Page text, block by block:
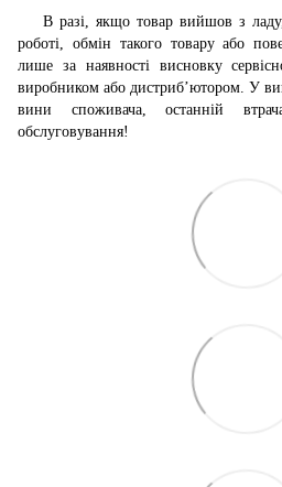
В разі, якщо товар вийшов з ладу,
роботі, обмін такого товару або
лише за наявності висновку
виробником або дистриб’ютором. У
вини споживача, останній
обслуговування!